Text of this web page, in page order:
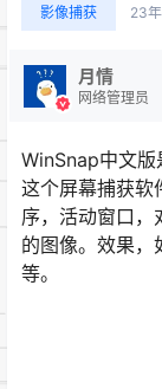
影像捕获 23
月情
网络管理员
WinSnap中文版
这个屏幕捕获软
序，活动窗口，
的图像。效果，
等。